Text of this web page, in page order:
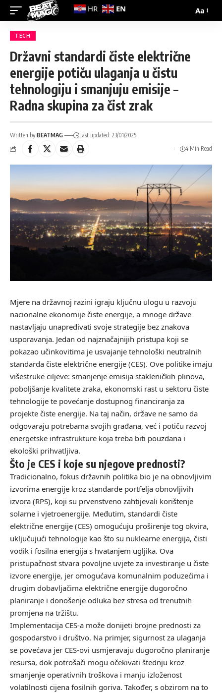
Aa
TECH
Državni standardi čiste električne
energije potiču ulaganja u čistu
tehnologiju i smanjuju emisije –
Radna skupina za čist zrak
Written by:BEATMAG
Last updated: 23/01/2025
4 Min Read
Mjere na državnoj razini igraju ključnu ulogu u razvoju
nacionalne ekonomije čiste energije, a mnoge države
nastavljaju unapređivati svoje strategije bez znakova
usporavanja. Jedan od najznačajnijih pristupa koji se
pokazao učinkovitima je usvajanje tehnološki neutralnih
standarda čiste električne energije (CES). Ove politike imaju
višestruke ciljeve: smanjenje emisija stakleničkih plinova,
poboljšanje kvalitete zraka, ekonomski rast u sektoru čiste
tehnologije te povećanje dostupnog financiranja za
projekte čiste energije. Na taj način, države ne samo da
odgovaraju potrebama svojih građana, već i potiču razvoj
energetske infrastrukture koja treba biti pouzdana i
ekološki prihvatljiva.
Što je CES i koje su njegove prednosti?
Tradicionalno, fokus državnih politika bio je na obnovljivim
izvorima energije kroz standarde portfelja obnovljivih
izvora (RPS), koji su prvenstveno zahtijevali korištenje
solarne i vjetroenergije. Međutim, standardi čiste
električne energije (CES) omogućuju proširenje tog okvira,
uključujući tehnologije kao što su nuklearne energija, čisti
vodik i fosilna energija s hvatanjem ugljika. Ova
pristupačnost stvara povoljne uvjete za investiranje u čiste
izvore energije, jer omogućava komunalnim poduzećima i
drugim dobavljačima električne energije dugoročno
planiranje i donošenje odluka bez stresa od trenutnih
promjena na tržištu.
Implementacija CES-a može donijeti brojne prednosti za
gospodarstvo i društvo. Na primjer, sigurnost za ulaganja
se povećava jer CES-ovi usmjeravaju dugoročno planiranje
resursa, dok potrošači mogu očekivati štednju kroz
smanjenje operativnih troškova i manju izloženost
volatilnosti cijena fosilnih goriva. Također, s obzirom na to
HR EN